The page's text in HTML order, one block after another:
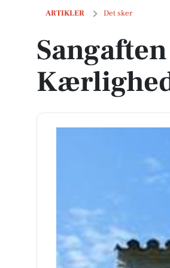
ARTIKLER Det sker
Sangaften i Herfølge Kirke: